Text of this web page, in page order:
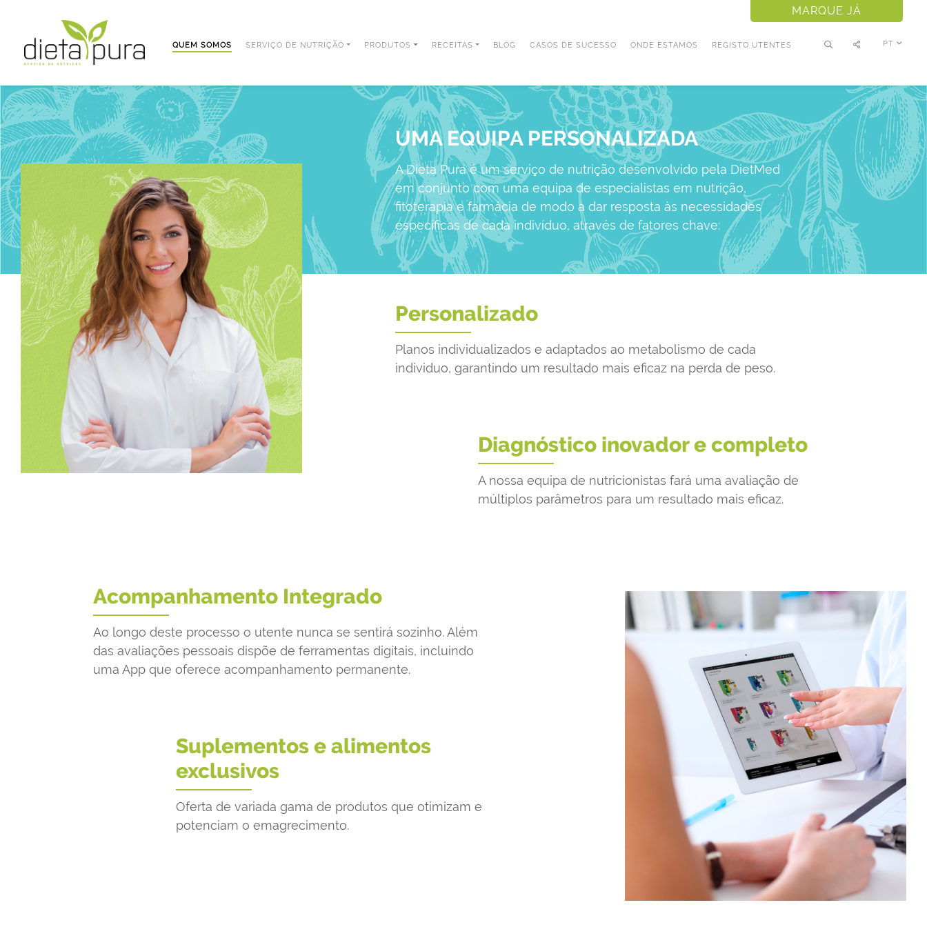
QUEM SOMOS SERVIÇO DE NUTRIÇÃO PRODUTOS RECEITAS BLOG CASOS DE SUCESSO ONDE ESTAMOS REGISTO UTENTES PT
MARQUE JÁ
UMA EQUIPA PERSONALIZADA
A Dieta Pura é um serviço de nutrição desenvolvido pela DietMed
em conjunto com uma equipa de especialistas em nutrição,
fitoterapia e farmácia de modo a dar resposta às necessidades
específicas de cada indivíduo, através de fatores chave:
Personalizado
Planos individualizados e adaptados ao metabolismo de cada
individuo, garantindo um resultado mais eficaz na perda de peso.
Diagnóstico inovador e completo
A nossa equipa de nutricionistas fará uma avaliação de
múltiplos parâmetros para um resultado mais eficaz.
Acompanhamento Integrado
Ao longo deste processo o utente nunca se sentirá sozinho. Além
das avaliações pessoais dispõe de ferramentas digitais, incluindo
uma App que oferece acompanhamento permanente.
Suplementos e alimentos
exclusivos
Oferta de variada gama de produtos que otimizam e
potenciam o emagrecimento.